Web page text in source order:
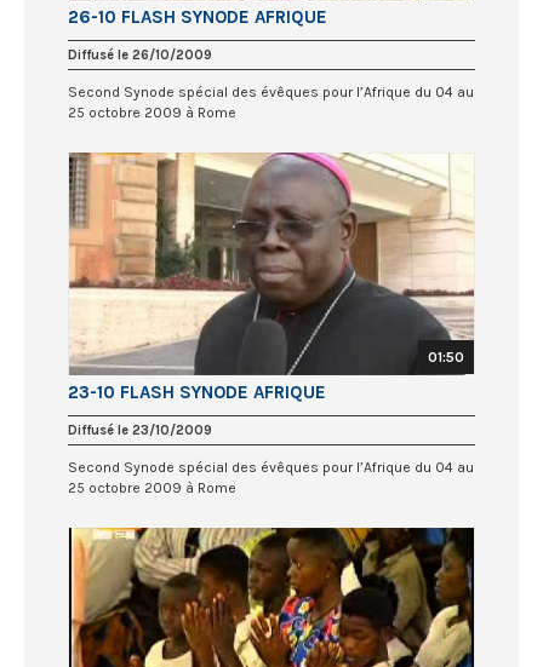
26-10 FLASH SYNODE AFRIQUE
Diffusé le 26/10/2009
Second Synode spécial des évêques pour l’Afrique du 04 au
25 octobre 2009 à Rome
01:50
23-10 FLASH SYNODE AFRIQUE
Diffusé le 23/10/2009
Second Synode spécial des évêques pour l’Afrique du 04 au
25 octobre 2009 à Rome